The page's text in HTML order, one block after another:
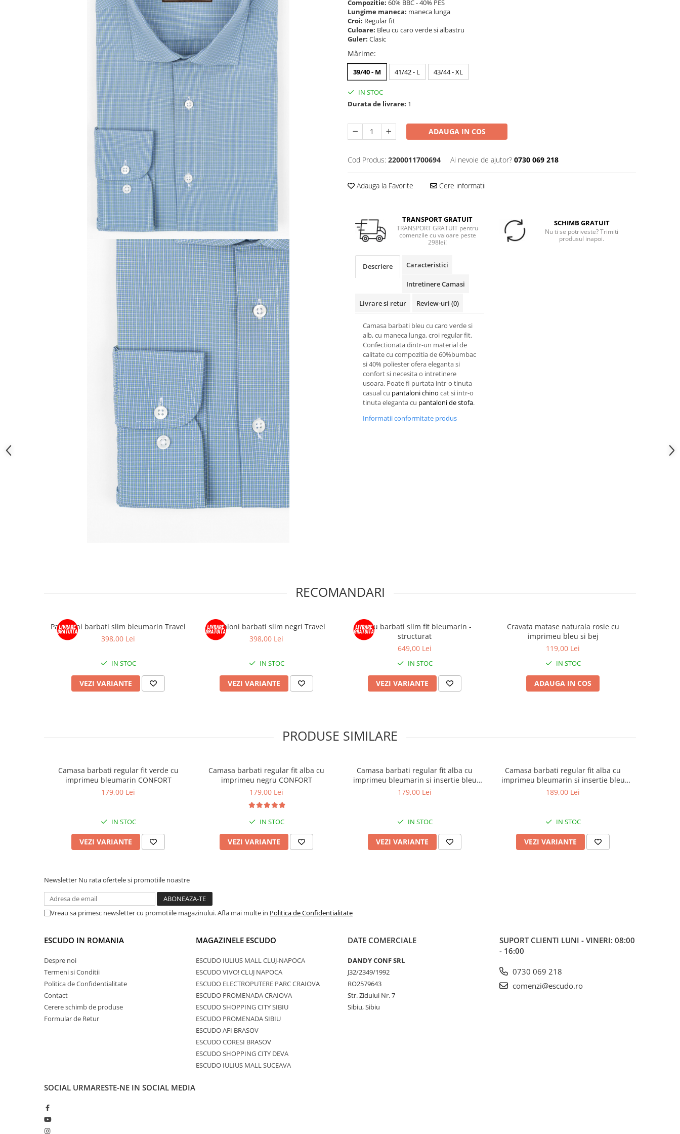
Compozitie: 60% BBC - 40% PES
Lungime maneca: maneca lunga
Croi: Regular fit
Culoare: Bleu cu caro verde si albastru
Guler: Clasic
Mărime:
39/40 - M 41/42 - L 43/44 - XL
IN STOC
Durata de livrare: 1
ADAUGA IN COS
Cod Produs: 2200011700694 Ai nevoie de ajutor? 0730 069 218
Adauga la Favorite Cere informatii
TRANSPORT GRATUIT
TRANSPORT GRATUIT pentru
comenzile cu valoare peste
298lei!
SCHIMB GRATUIT
Nu ti se potriveste? Trimiti
produsul inapoi.
Descriere Caracteristici
Intretinere Camasi
Livrare si retur Review-uri (0)
Camasa barbati bleu cu caro verde si
alb, cu maneca lunga, croi regular fit.
Confectionata dintr-un material de
calitate cu compozitia de 60%bumbac
si 40% poliester ofera eleganta si
confort si necesita o intretinere
usoara. Poate fi purtata intr-o tinuta
casual cu pantaloni chino cat si intr-o
tinuta eleganta cu pantaloni de stofa.
Informatii conformitate produs
RECOMANDARI
Pantaloni barbati slim bleumarin Travel
398,00 Lei
IN STOC
VEZI VARIANTE
Pantaloni barbati slim negri Travel
398,00 Lei
IN STOC
VEZI VARIANTE
Sacou barbati slim fit bleumarin -
structurat
649,00 Lei
IN STOC
VEZI VARIANTE
Cravata matase naturala rosie cu
imprimeu bleu si bej
119,00 Lei
IN STOC
ADAUGA IN COS
PRODUSE SIMILARE
Camasa barbati regular fit verde cu
imprimeu bleumarin CONFORT
179,00 Lei
IN STOC
VEZI VARIANTE
Camasa barbati regular fit alba cu
imprimeu negru CONFORT
179,00 Lei
IN STOC
VEZI VARIANTE
Camasa barbati regular fit alba cu
imprimeu bleumarin si insertie bleu
CONFORT
179,00 Lei
IN STOC
VEZI VARIANTE
Camasa barbati regular fit alba cu
imprimeu bleumarin si insertie bleu
CONFORT 2XL-3XL
189,00 Lei
IN STOC
VEZI VARIANTE
Newsletter Nu rata ofertele si promotiile noastre
Vreau sa primesc newsletter cu promotiile magazinului. Afla mai multe in Politica de Confidentialitate
ESCUDO IN ROMANIA
Despre noi
Termeni si Conditii
Politica de Confidentialitate
Contact
Cerere schimb de produse
Formular de Retur
MAGAZINELE ESCUDO
ESCUDO IULIUS MALL CLUJ-NAPOCA
ESCUDO VIVO! CLUJ NAPOCA
ESCUDO ELECTROPUTERE PARC CRAIOVA
ESCUDO PROMENADA CRAIOVA
ESCUDO SHOPPING CITY SIBIU
ESCUDO PROMENADA SIBIU
ESCUDO AFI BRASOV
ESCUDO CORESI BRASOV
ESCUDO SHOPPING CITY DEVA
ESCUDO IULIUS MALL SUCEAVA
DATE COMERCIALE
DANDY CONF SRL
J32/2349/1992
RO2579643
Str. Zidului Nr. 7
Sibiu, Sibiu
SUPORT CLIENTI LUNI - VINERI: 08:00
- 16:00
0730 069 218
comenzi@escudo.ro
SOCIAL URMARESTE-NE IN SOCIAL MEDIA